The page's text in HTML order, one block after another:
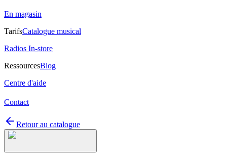
En magasin
TarifsCatalogue musical
Radios In-store
RessourcesBlog
Centre d'aide
Contact
Retour au catalogue